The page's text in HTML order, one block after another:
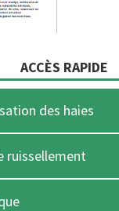
ACCÈS RAPIDE
des haies
ruissellement